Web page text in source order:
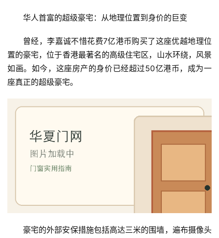
华人首富的超级豪宅：从地理位置到身价的巨变
曾经，李嘉诚不惜花费7亿港币购买了这座优越地理位
置的豪宅，位于香港最著名的高级住宅区，山水环绕，风景
如画。如今，这座房产的身价已经超过50亿港币，成为一
座真正的超级豪宅。
豪宅的外部安保措施包括高达三米的围墙，遍布摄像头